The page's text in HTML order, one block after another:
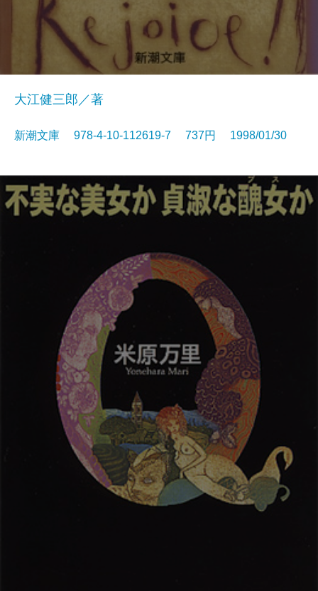
大江健三郎／著
新潮文庫 978-4-10-112619-7 737円 1998/01/30